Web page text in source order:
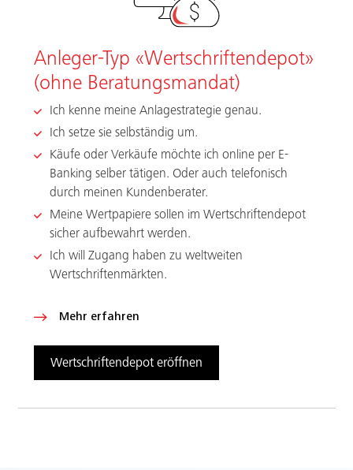
Anleger-Typ «Wertschriftendepot»
(ohne Beratungsmandat)
Ich kenne meine Anlagestrategie genau.
Ich setze sie selbständig um.
Käufe oder Verkäufe möchte ich online per E-
Banking selber tätigen. Oder auch telefonisch
durch meinen Kundenberater.
Meine Wertpapiere sollen im Wertschriftendepot
sicher aufbewahrt werden.
Ich will Zugang haben zu weltweiten
Wertschriftenmärkten.
Mehr erfahren
Wertschriftendepot eröffnen